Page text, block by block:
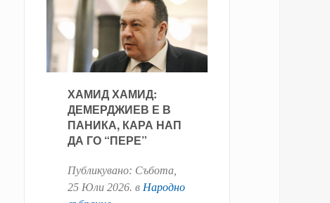
ХАМИД ХАМИД:
ДЕМЕРДЖИЕВ Е В
ПАНИКА, КАРА НАП
ДА ГО “ПЕРЕ”
Публикувано: Събота,
25 Юли 2026. в Народно